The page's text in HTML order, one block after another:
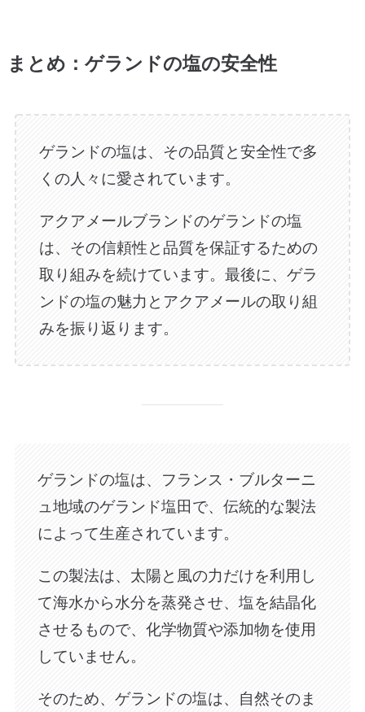
まとめ ：ゲランドの塩の安全性
ゲランドの塩は、その品質と安全性で多
くの人々に愛されています。
アクアメールブランドのゲランドの塩
は、その信頼性と品質を保証するための
取り組みを続けています。最後に、ゲラ
ンドの塩の魅力とアクアメールの取り組
みを振り返ります。
ゲランドの塩は、フランス・ブルターニ
ュ地域のゲランド塩田で、伝統的な製法
によって生産されています。
この製法は、太陽と風の力だけを利用し
て海水から水分を蒸発させ、塩を結晶化
させるもので、化学物質や添加物を使用
していません。
そのため、ゲランドの塩は、自然そのま